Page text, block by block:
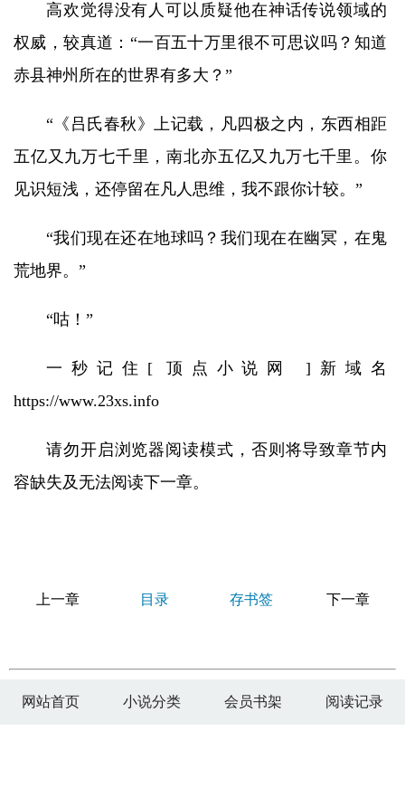
高欢觉得没有人可以质疑他在神话传说领域的
权威，较真道：“一百五十万里很不可思议吗？知道
赤县神州所在的世界有多大？”
“《吕氏春秋》上记载，凡四极之内，东西相距
五亿又九万七千里，南北亦五亿又九万七千里。你
见识短浅，还停留在凡人思维，我不跟你计较。”
“我们现在还在地球吗？我们现在在幽冥，在鬼
荒地界。”
“咕！”
一秒记住[ 顶点小说网 ]新域名
https://www.23xs.info
请勿开启浏览器阅读模式，否则将导致章节内
容缺失及无法阅读下一章。
上一章 目录 存书签 下一章
网站首页 小说分类 会员书架 阅读记录